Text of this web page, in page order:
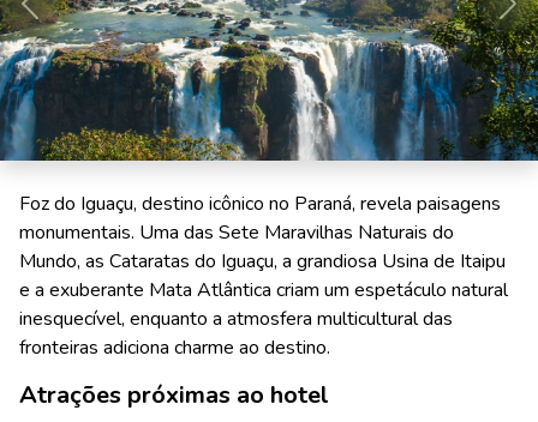
Anterior
Foz do Iguaçu, destino icônico no Paraná, revela paisagens
monumentais. Uma das Sete Maravilhas Naturais do
Mundo, as Cataratas do Iguaçu, a grandiosa Usina de Itaipu
e a exuberante Mata Atlântica criam um espetáculo natural
inesquecível, enquanto a atmosfera multicultural das
fronteiras adiciona charme ao destino.
Atrações próximas ao hotel